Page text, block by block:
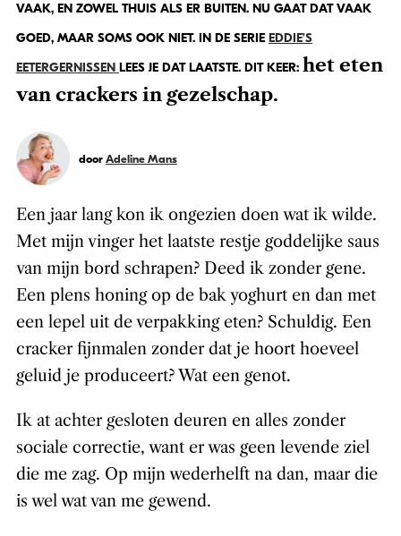
VAAK, EN ZOWEL THUIS ALS ER BUITEN. NU GAAT DAT VAAK
GOED, MAAR SOMS OOK NIET. IN DE SERIE EDDIE’S
EETERGERNISSEN LEES JE DAT LAATSTE. DIT KEER: het eten
van crackers in gezelschap.
door Adeline Mans
Een jaar lang kon ik ongezien doen wat ik wilde.
Met mijn vinger het laatste restje goddelijke saus
van mijn bord schrapen? Deed ik zonder gene.
Een plens honing op de bak yoghurt en dan met
een lepel uit de verpakking eten? Schuldig. Een
cracker fijnmalen zonder dat je hoort hoeveel
geluid je produceert? Wat een genot.
Ik at achter gesloten deuren en alles zonder
sociale correctie, want er was geen levende ziel
die me zag. Op mijn wederhelft na dan, maar die
is wel wat van me gewend.